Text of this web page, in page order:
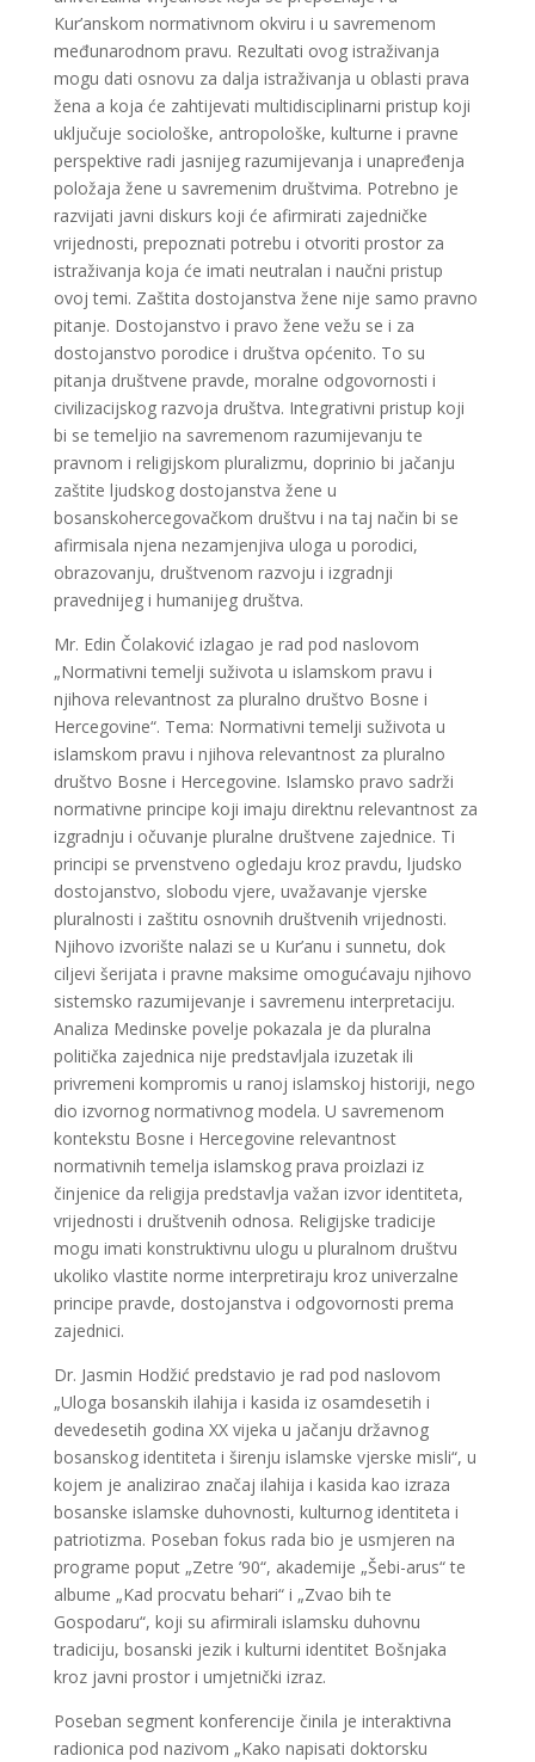
Kur’anskom normativnom okviru i u savremenom
međunarodnom pravu. Rezultati ovog istraživanja
mogu dati osnovu za dalja istraživanja u oblasti prava
žena a koja će zahtijevati multidisciplinarni pristup koji
uključuje sociološke, antropološke, kulturne i pravne
perspektive radi jasnijeg razumijevanja i unapređenja
položaja žene u savremenim društvima. Potrebno je
razvijati javni diskurs koji će afirmirati zajedničke
vrijednosti, prepoznati potrebu i otvoriti prostor za
istraživanja koja će imati neutralan i naučni pristup
ovoj temi. Zaštita dostojanstva žene nije samo pravno
pitanje. Dostojanstvo i pravo žene vežu se i za
dostojanstvo porodice i društva općenito. To su
pitanja društvene pravde, moralne odgovornosti i
civilizacijskog razvoja društva. Integrativni pristup koji
bi se temeljio na savremenom razumijevanju te
pravnom i religijskom pluralizmu, doprinio bi jačanju
zaštite ljudskog dostojanstva žene u
bosanskohercegovačkom društvu i na taj način bi se
afirmisala njena nezamjenjiva uloga u porodici,
obrazovanju, društvenom razvoju i izgradnji
pravednijeg i humanijeg društva.
Mr. Edin Čolaković izlagao je rad pod naslovom
„Normativni temelji suživota u islamskom pravu i
njihova relevantnost za pluralno društvo Bosne i
Hercegovine“. Tema: Normativni temelji suživota u
islamskom pravu i njihova relevantnost za pluralno
društvo Bosne i Hercegovine. Islamsko pravo sadrži
normativne principe koji imaju direktnu relevantnost za
izgradnju i očuvanje pluralne društvene zajednice. Ti
principi se prvenstveno ogledaju kroz pravdu, ljudsko
dostojanstvo, slobodu vjere, uvažavanje vjerske
pluralnosti i zaštitu osnovnih društvenih vrijednosti.
Njihovo izvorište nalazi se u Kur’anu i sunnetu, dok
ciljevi šerijata i pravne maksime omogućavaju njihovo
sistemsko razumijevanje i savremenu interpretaciju.
Analiza Medinske povelje pokazala je da pluralna
politička zajednica nije predstavljala izuzetak ili
privremeni kompromis u ranoj islamskoj historiji, nego
dio izvornog normativnog modela. U savremenom
kontekstu Bosne i Hercegovine relevantnost
normativnih temelja islamskog prava proizlazi iz
činjenice da religija predstavlja važan izvor identiteta,
vrijednosti i društvenih odnosa. Religijske tradicije
mogu imati konstruktivnu ulogu u pluralnom društvu
ukoliko vlastite norme interpretiraju kroz univerzalne
principe pravde, dostojanstva i odgovornosti prema
zajednici.
Dr. Jasmin Hodžić predstavio je rad pod naslovom
„Uloga bosanskih ilahija i kasida iz osamdesetih i
devedesetih godina XX vijeka u jačanju državnog
bosanskog identiteta i širenju islamske vjerske misli“, u
kojem je analizirao značaj ilahija i kasida kao izraza
bosanske islamske duhovnosti, kulturnog identiteta i
patriotizma. Poseban fokus rada bio je usmjeren na
programe poput „Zetre ’90“, akademije „Šebi-arus“ te
albume „Kad procvatu behari“ i „Zvao bih te
Gospodaru“, koji su afirmirali islamsku duhovnu
tradiciju, bosanski jezik i kulturni identitet Bošnjaka
kroz javni prostor i umjetnički izraz.
Poseban segment konferencije činila je interaktivna
radionica pod nazivom „Kako napisati doktorsku